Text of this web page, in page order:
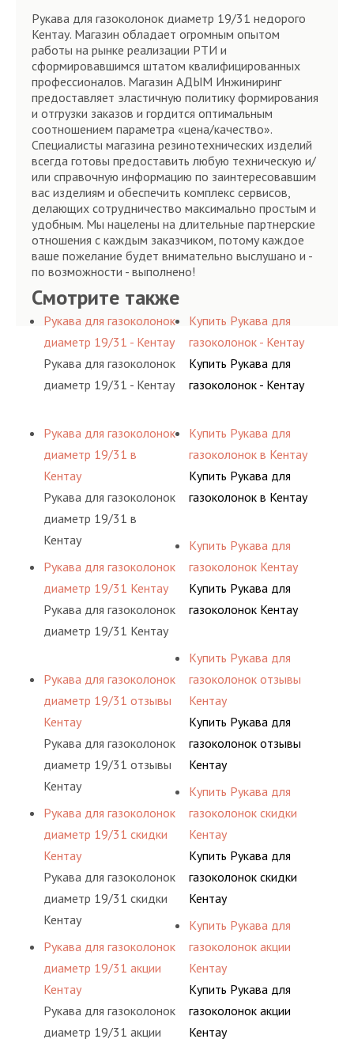
Рукава для газоколонок диаметр 19/31 недорого
Кентау. Магазин обладает огромным опытом
работы на рынке реализации РТИ и
сформировавшимся штатом квалифицированных
профессионалов. Магазин АДЫМ Инжиниринг
предоставляет эластичную политику формирования
и отгрузки заказов и гордится оптимальным
соотношением параметра «цена/качество».
Специалисты магазина резинотехнических изделий
всегда готовы предоставить любую техническую и/
или справочную информацию по заинтересовавшим
вас изделиям и обеспечить комплекс сервисов,
делающих сотрудничество максимально простым и
удобным. Мы нацелены на длительные партнерские
отношения с каждым заказчиком, потому каждое
ваше пожелание будет внимательно выслушано и -
по возможности - выполнено!
Смотрите также
Рукава для газоколонок
диаметр 19/31 - Кентау
Рукава для газоколонок
диаметр 19/31 - Кентау
Рукава для газоколонок
диаметр 19/31 в
Кентау
Рукава для газоколонок
диаметр 19/31 в
Кентау
Рукава для газоколонок
диаметр 19/31 Кентау
Рукава для газоколонок
диаметр 19/31 Кентау
Рукава для газоколонок
диаметр 19/31 отзывы
Кентау
Рукава для газоколонок
диаметр 19/31 отзывы
Кентау
Рукава для газоколонок
диаметр 19/31 скидки
Кентау
Рукава для газоколонок
диаметр 19/31 скидки
Кентау
Рукава для газоколонок
диаметр 19/31 акции
Кентау
Рукава для газоколонок
диаметр 19/31 акции
Купить Рукава для
газоколонок - Кентау
Купить Рукава для
газоколонок - Кентау
Купить Рукава для
газоколонок в Кентау
Купить Рукава для
газоколонок в Кентау
Купить Рукава для
газоколонок Кентау
Купить Рукава для
газоколонок Кентау
Купить Рукава для
газоколонок отзывы
Кентау
Купить Рукава для
газоколонок отзывы
Кентау
Купить Рукава для
газоколонок скидки
Кентау
Купить Рукава для
газоколонок скидки
Кентау
Купить Рукава для
газоколонок акции
Кентау
Купить Рукава для
газоколонок акции
Кентау